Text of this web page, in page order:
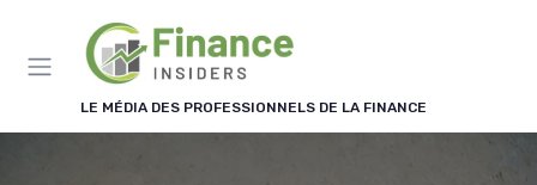
LE MÉDIA DES PROFESSIONNELS DE LA FINANCE